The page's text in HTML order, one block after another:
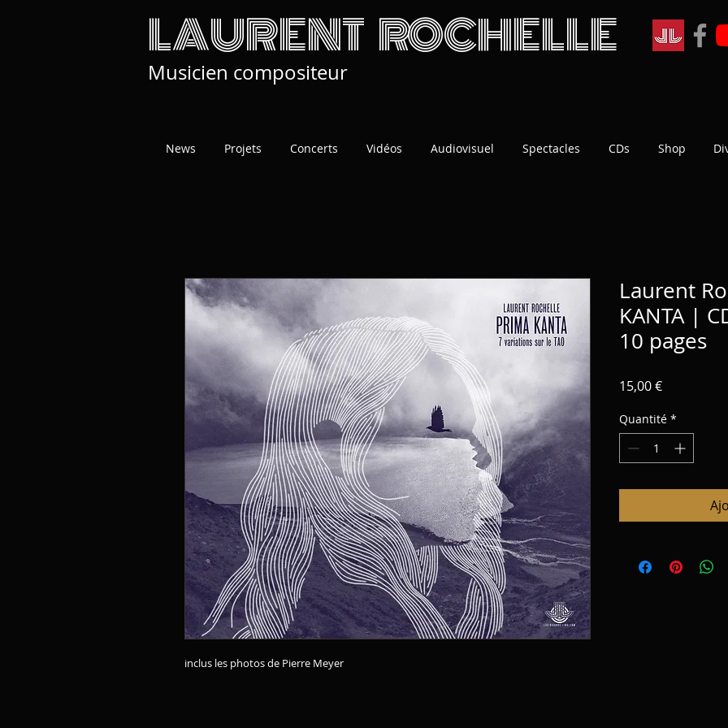
LAURENT ROCHELLE
Musicien compositeur
News Projets Concerts Vidéos Audiovisuel Spectacles CDs Shop
inclus les photos de Pierre Meyer
Laurent
KANTA |
10 pages
15,00 €Prix
Quantité *